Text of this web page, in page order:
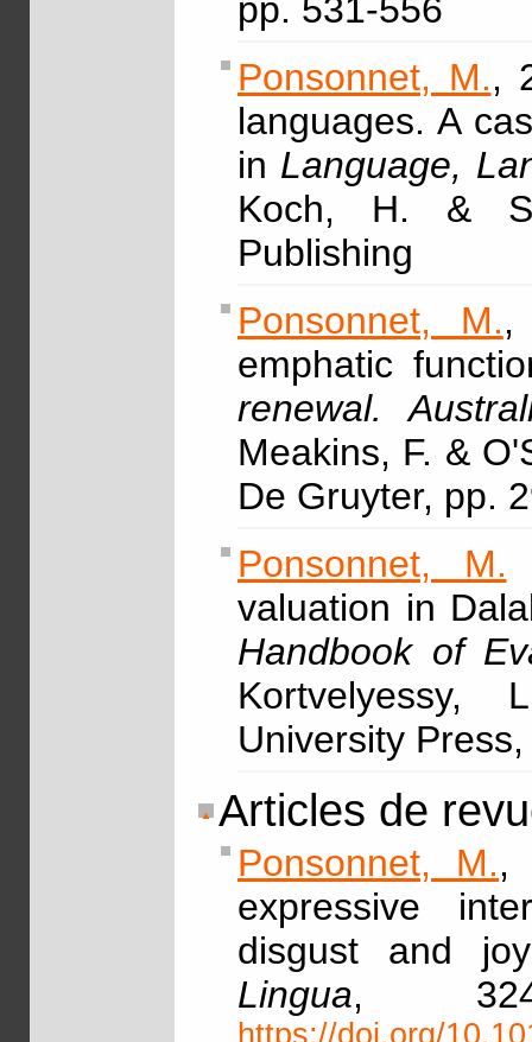
pp. 531-556
Ponsonnet, M.,
languages. A
in Language,
Koch, H. &
Publishing
Ponsonnet, M.,
emphatic
renewal.
Meakins, F. &
De Gruyter, pp.
Ponsonnet, M.
valuation in
Handbook of
Kortvelyessy,
University
Articles de
Ponsonnet, M.,
expressive
disgust and
Lingua,
https://doi.org/